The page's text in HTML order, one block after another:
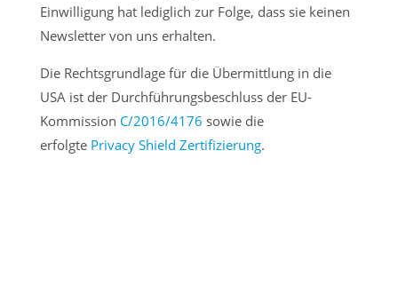
Einwilligung hat lediglich zur Folge, dass sie keinen
Newsletter von uns erhalten.
Die Rechtsgrundlage für die Übermittlung in die
USA ist der Durchführungsbeschluss der EU-
Kommission C/2016/4176 sowie die
erfolgte Privacy Shield Zertifizierung.